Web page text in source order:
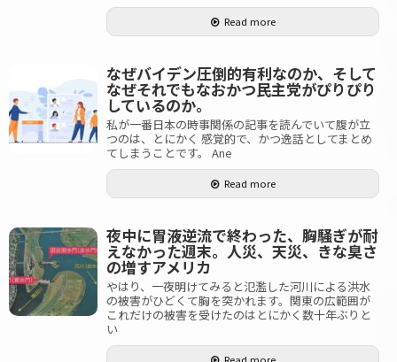
Read more
なぜバイデン圧倒的有利なのか、そして
なぜそれでもなおかつ民主党がぴりぴり
しているのか。
私が一番日本の時事関係の記事を読んでいて腹が立
つのは、とにかく 感覚的で、かつ逸話としてまとめ
てしまうことです。 Ane
Read more
夜中に胃液逆流で終わった、胸騒ぎが耐
えなかった週末。人災、天災、きな臭さ
の増すアメリカ
やはり、一夜明けてみると氾濫した河川による洪水
の被害がひどくて胸を突かれます。関東の広範囲が
これだけの被害を受けたのはとにかく数十年ぶりと
い